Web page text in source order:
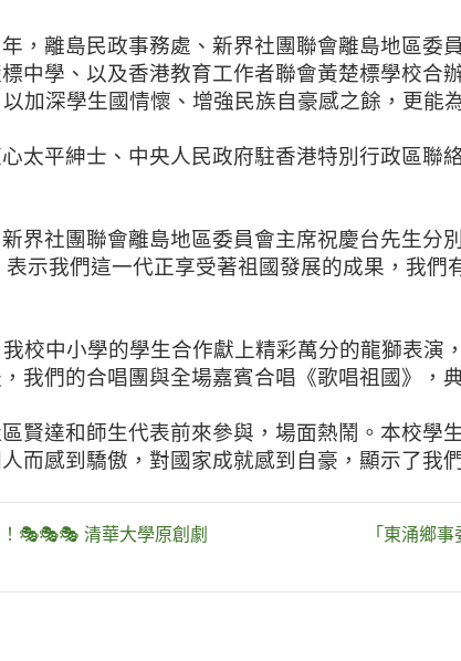
，離島民政事務處、新界社團聯會離島地區委
中學、以及香港教育工作者聯會黃楚標學校
加深學生國情懷、增強民族自豪感之餘，更能
太平紳士、中央人民政府駐香港特別行政區聯
界社團聯會離島地區委員會主席祝慶台先生分
示我們這一代正享受著祖國發展的成果，我們
校中小學的學生合作獻上精彩萬分的龍獅表演
我們的合唱團與全場嘉賓合唱《歌唱祖國》，
賢達和師生代表前來參與，場面熱鬧。本校學
而感到驕傲，對國家成就感到自豪，顯示了我
🎭🎭🎭 清華大學原創劇
「東涌鄉